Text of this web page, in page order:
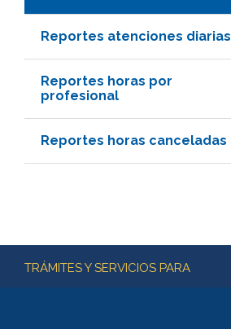
Reportes atenciones diarias
Reportes horas por
profesional
Reportes horas canceladas
Más información
TRÁMITES Y SERVICIOS PARA